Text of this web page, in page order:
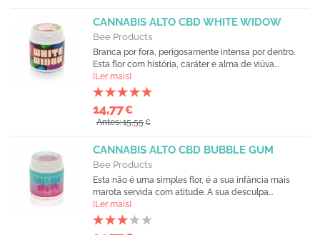
CANNABIS ALTO CBD WHITE WIDOW
Bee Products
Branca por fora, perigosamente intensa por dentro.
Esta flor com história, caráter e alma de viúva...
[Ler mais]
14,77€
Antes: 15,55€
CANNABIS ALTO CBD BUBBLE GUM
Bee Products
Esta não é uma simples flor, é a sua infância mais
marota servida com atitude. A sua desculpa...
[Ler mais]